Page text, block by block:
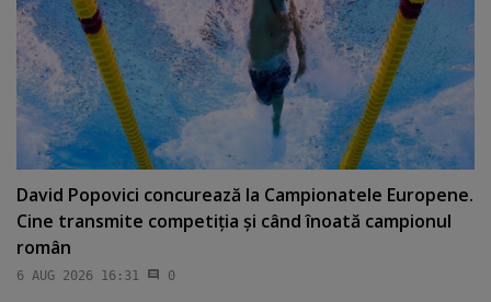
David Popovici concurează la Campionatele Europene.
Cine transmite competiţia şi când înoată campionul
român
6 AUG 2026 16:31 0